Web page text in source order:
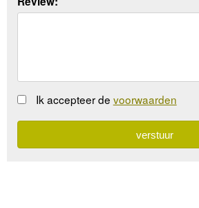
Ik accepteer de voorwaarden